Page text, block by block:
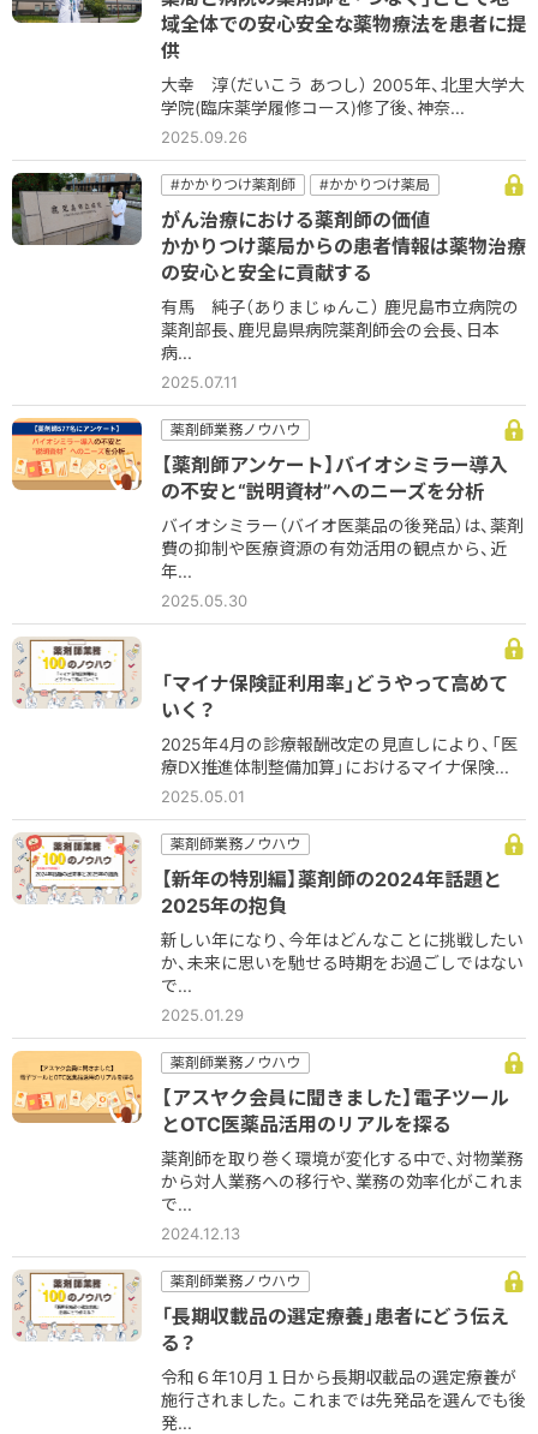
#薬薬連携
域全体での安心安全な薬物療法を患者に提
供
大幸 淳（だいこう あつし） 2005年、北里大学大
学院(臨床薬学履修コース)修了後、神奈...
2025.09.26
#かかりつけ薬剤師
#かかりつけ薬局
#コミュニケーション
#他職種
#病院
#病院薬剤師
がん治療における薬剤師の価値
かかりつけ薬局からの患者情報は薬物治療
の安心と安全に貢献する
有馬 純子（ありまじゅんこ） 鹿児島市立病院の
薬剤部長、鹿児島県病院薬剤師会の会長、日本
病...
2025.07.11
薬剤師業務ノウハウ
【薬剤師アンケート】バイオシミラー導入
の不安と“説明資材”へのニーズを分析
バイオシミラー（バイオ医薬品の後発品）は、薬剤
費の抑制や医療資源の有効活用の観点から、近
年...
2025.05.30
「マイナ保険証利用率」どうやって高めて
いく？
2025年4月の診療報酬改定の見直しにより、「医
療DX推進体制整備加算」におけるマイナ保険...
2025.05.01
薬剤師業務ノウハウ
【新年の特別編】薬剤師の2024年話題と
2025年の抱負
新しい年になり、今年はどんなことに挑戦したい
か、未来に思いを馳せる時期をお過ごしではない
で...
2025.01.29
薬剤師業務ノウハウ
【アスヤク会員に聞きました】電子ツール
とOTC医薬品活用のリアルを探る
薬剤師を取り巻く環境が変化する中で、対物業務
から対人業務への移行や、業務の効率化がこれま
で...
2024.12.13
薬剤師業務ノウハウ
「長期収載品の選定療養」患者にどう伝え
る？
令和６年10月１日から長期収載品の選定療養が
施行されました。これまでは先発品を選んでも後
発...